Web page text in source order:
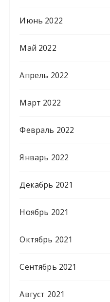
Июнь 2022
Май 2022
Апрель 2022
Март 2022
Февраль 2022
Январь 2022
Декабрь 2021
Ноябрь 2021
Октябрь 2021
Сентябрь 2021
Август 2021